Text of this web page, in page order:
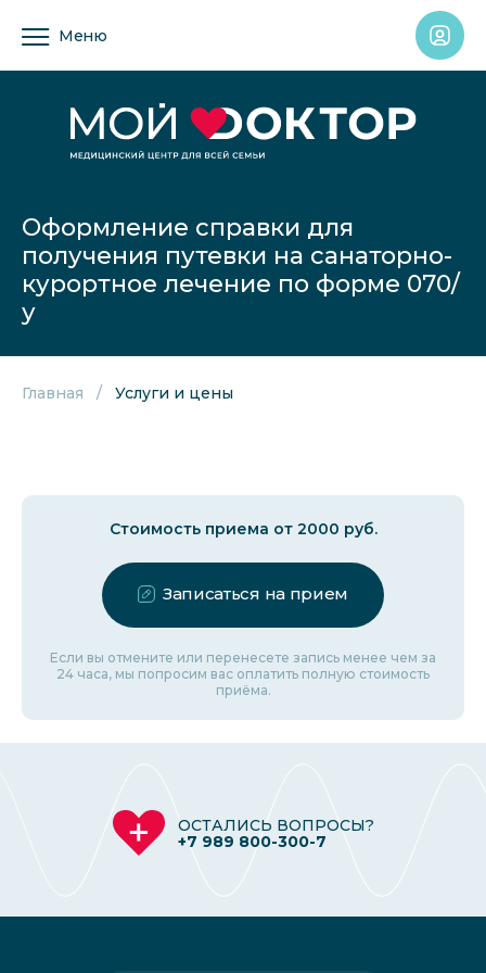
Меню
Оформление справки для
получения путевки на санаторно-
курортное лечение по форме 070/
у
Главная Услуги и цены
Стоимость приема от 2000 руб.
Записаться на прием
Если вы отмените или перенесете запись менее чем за
24 часа, мы попросим вас оплатить полную стоимость
приёма.
ОСТАЛИСЬ ВОПРОСЫ?
+7 989 800-300-7